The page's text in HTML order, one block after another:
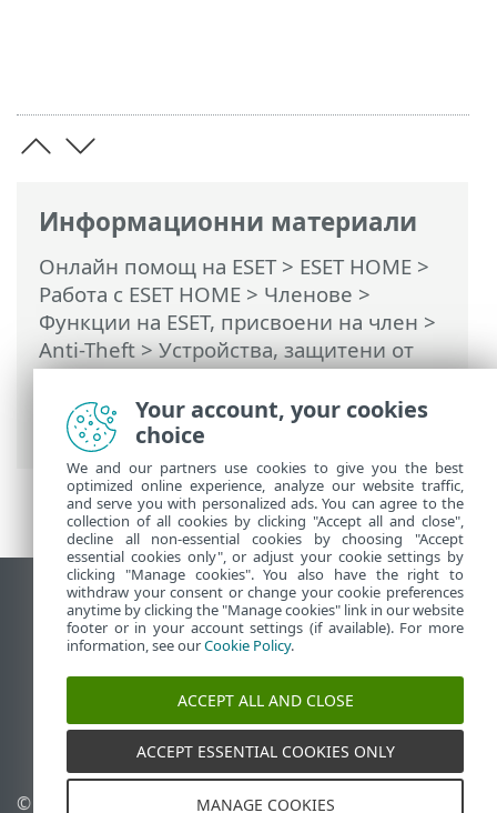
Информационни материали
Онлайн помощ на ESET> ESET HOME >
Работа с ESET HOME > Членове >
Функции на ESET, присвоени на член >
Anti-Theft>Устройства, защитени от
Anti-Theft>Оптимизация>
Потребители на Windows > Акаунтите в
Windows не са защитени с парола
Преглед на настолна версия на сайт
End of Life
База със знания на ESET
Форум на ESET
ESET Status Portal
Регионална поддръжка
© 1992 - 2026 ESET, spol. s
Your account, your cookies
choice
We and our partners use cookies to give you the best
optimized online experience, analyze our website traffic,
and serve you with personalized ads. You can agree to the
collection of all cookies by clicking "Accept all and close",
decline all non-essential cookies by choosing "Accept
essential cookies only", or adjust your cookie settings by
clicking "Manage cookies". You also have the right to
withdraw your consent or change your cookie preferences
anytime by clicking the "Manage cookies" link in our website
footer or in your account settings (if available). For more
information, see ourCookie Policy.
ACCEPT ALL AND CLOSE
ACCEPT ESSENTIAL COOKIES ONLY
MANAGE COOKIES